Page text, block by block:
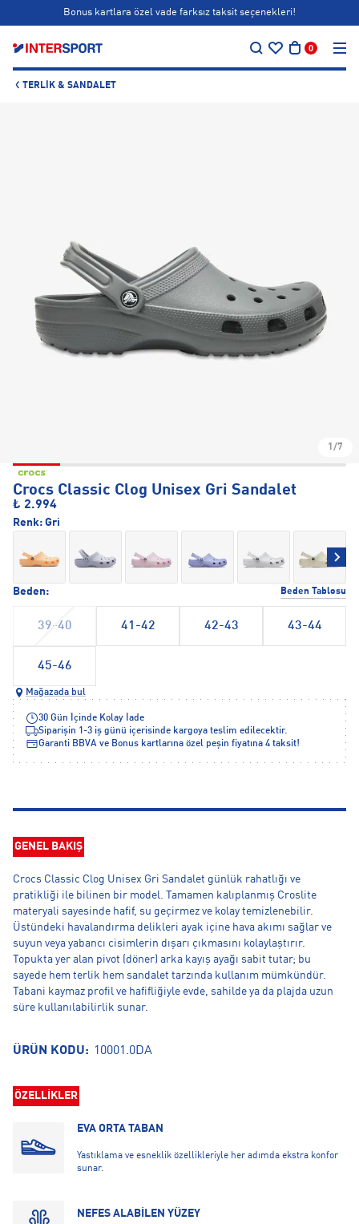
Bonus kartlara özel vade farksız taksit seçenekleri!
0
TERLIK & SANDALET
1/7
Crocs Classic Clog Unisex Gri Sandalet
₺ 2.994
Beden: Beden Tablosu
39-40 41-42 42-43 43-44
45-46
Renk: Gri
Mağazada bul
30 Gün İçinde Kolay İade
Siparişin 1-3 iş günü içerisinde kargoya teslim edilecektir.
Garanti BBVA ve Bonus kartlarına özel peşin fiyatına 4 taksit!
GENEL BAKIŞ
Crocs Classic Clog Unisex Gri Sandalet günlük rahatlığı ve
pratikliği ile bilinen bir model. Tamamen kalıplanmış Croslite
materyali sayesinde hafif, su geçirmez ve kolay temizlenebilir.
Üstündeki havalandırma delikleri ayak içine hava akımı sağlar ve
suyun veya yabancı cisimlerin dışarı çıkmasını kolaylaştırır.
Topukta yer alan pivot (döner) arka kayış ayağı sabit tutar; bu
sayede hem terlik hem sandalet tarzında kullanım mümkündür.
Tabani kaymaz profil ve hafifliğiyle evde, sahilde ya da plajda uzun
süre kullanılabilirlik sunar.
ÜRÜN KODU: 10001.0DA
ÖZELLİKLER
EVA ORTA TABAN
Yastıklama ve esneklik özellikleriyle her adımda ekstra konfor
sunar.
NEFES ALABİLEN YÜZEY